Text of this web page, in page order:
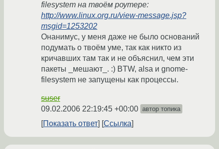
filesystem на твоём роутере:
http://www.linux.org.ru/view-message.jsp?
msgid=1253202
Онанимус, у меня даже не было оснований
подумать о твоём уме, так как никто из
кричавших там так и не объяснил, чем эти
пакеты _мешают_. :) BTW, alsa и gnome-
filesystem не запущены как процессы.
suser
09.02.2006 22:19:45 +00:00 автор топика
Показать ответ Ссылка